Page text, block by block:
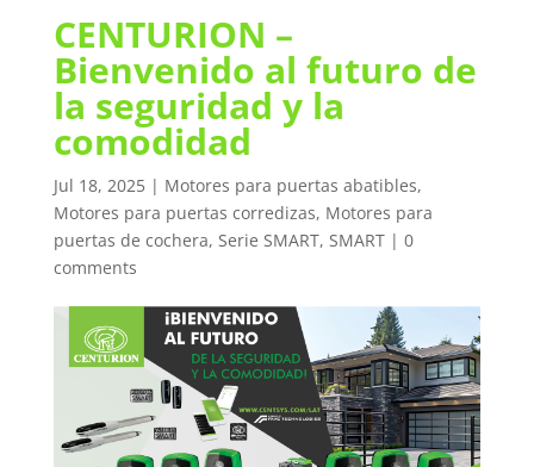
CENTURION –
Bienvenido al futuro de
la seguridad y la
comodidad
Jul 18, 2025| Motores para puertas abatibles,
Motores para puertas corredizas, Motores para
puertas de cochera, Serie SMART, SMART| 0
comments